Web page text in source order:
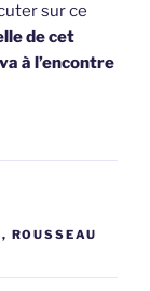
sur ce
de cet
à l’encontre
, ROUSSEAU